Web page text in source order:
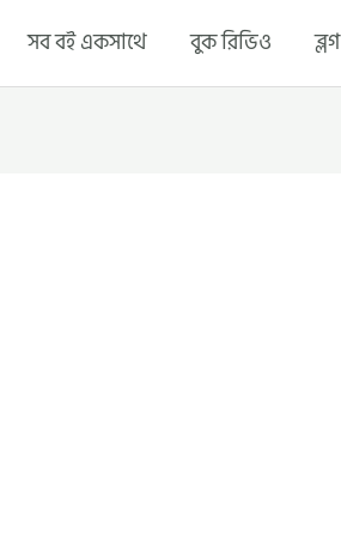
সব বই একসাথে বুক রিভিও ব্লগ